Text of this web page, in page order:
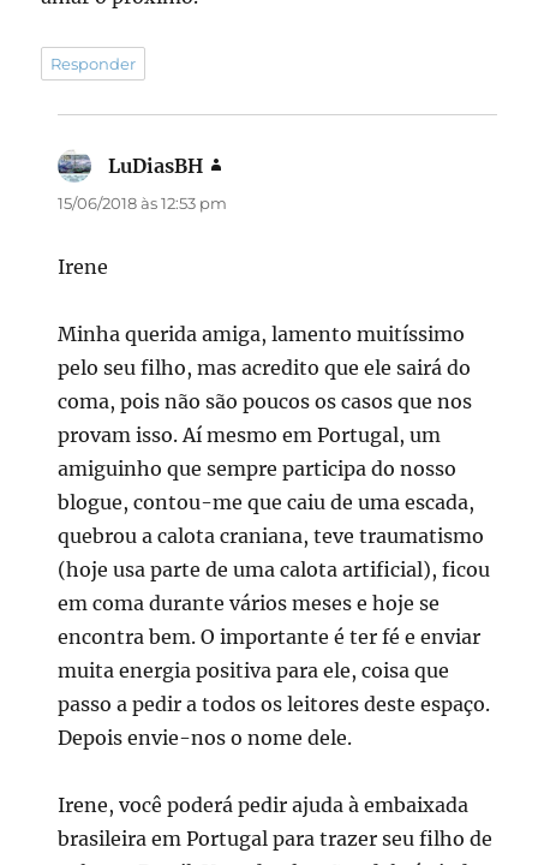
Responder
LuDiasBH
15/06/2018 às 12:53 pm
Irene
Minha querida amiga, lamento muitíssimo
pelo seu filho, mas acredito que ele sairá do
coma, pois não são poucos os casos que nos
provam isso. Aí mesmo em Portugal, um
amiguinho que sempre participa do nosso
blogue, contou-me que caiu de uma escada,
quebrou a calota craniana, teve traumatismo
(hoje usa parte de uma calota artificial), ficou
em coma durante vários meses e hoje se
encontra bem. O importante é ter fé e enviar
muita energia positiva para ele, coisa que
passo a pedir a todos os leitores deste espaço.
Depois envie-nos o nome dele.
Irene, você poderá pedir ajuda à embaixada
brasileira em Portugal para trazer seu filho de